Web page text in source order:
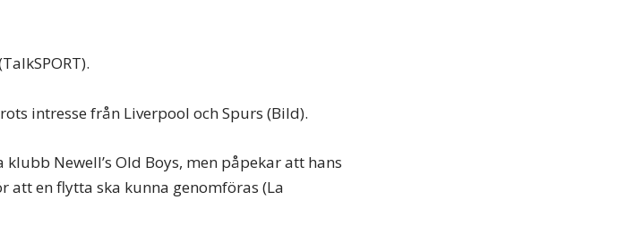
intresse från Liverpool och Spurs (Bild).
Newell’s Old Boys, men påpekar att hans
en flytta ska kunna genomföras (La